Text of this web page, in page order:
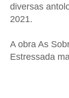
diversas
2021.
A obra As
Estressada